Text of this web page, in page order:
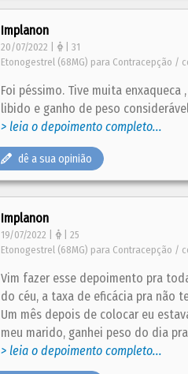
Implanon
20/07/2022 | | 31
Etonogestrel (68MG) para Contracepção /
Foi péssimo. Tive muita
libido e ganho de peso
> leia o depoimento completo...
dê a sua opinião
Implanon
19/07/2022 | | 25
Etonogestrel (68MG) para Contracepção /
Vim fazer esse depoimento pra
do céu, a taxa de eficácia pra não
Um mês depois de colocar eu
meu marido, ganhei peso do dia
> leia o depoimento completo...